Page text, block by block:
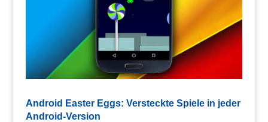
Android Easter Eggs: Versteckte Spiele in jeder
Android-Version